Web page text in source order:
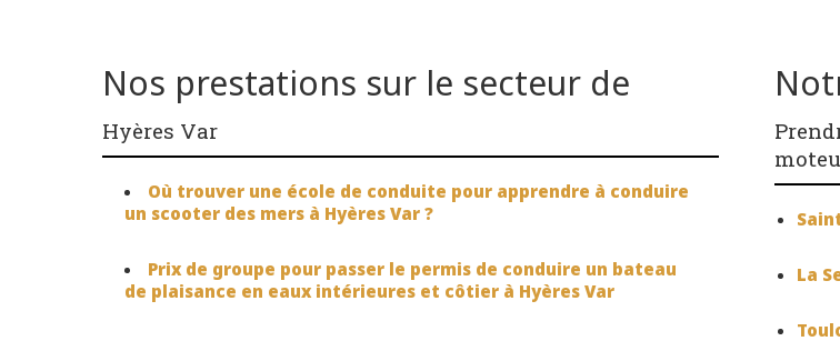
Nos prestations sur le secteur de
Hyères Var
Où trouver une école de conduite pour apprendre à conduire
un scooter des mers à Hyères Var ?
Prix de groupe pour passer le permis de conduire un bateau
de plaisance en eaux intérieures et côtier à Hyères Var
La